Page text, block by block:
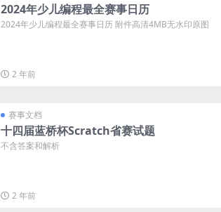
2024年少儿编程最全赛事日历
2024年少儿编程最全赛事日历 附件高清4MB无水印原图
2 年前
赛事文档
十四届蓝桥杯Scratch省赛试题
不含答案和解析
2 年前